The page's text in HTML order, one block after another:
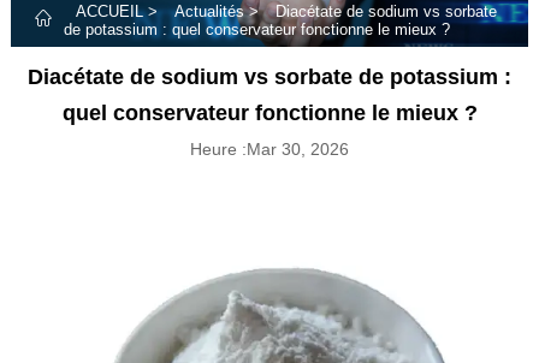
 ACCUEIL> Actualités>
Diacétate de sodium vs sorbate
de potassium : quel conservateur fonctionne le mieux ?
Diacétate de sodium vs sorbate de potassium :
quel conservateur fonctionne le mieux ?
Heure :Mar 30, 2026